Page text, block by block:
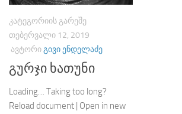
ᲙᲐᲢᲔᲒᲝᲠᲘᲘᲡ ᲒᲐᲠᲔᲨᲔ
ᲗᲔᲑᲔᲠᲕᲐᲚᲘ 12, 2019
ᲐᲕᲢᲝᲠᲘᲒᲘᲕᲘ ᲔᲜᲓᲔᲚᲐᲫᲔ
გურჯი ხათუნი
Loading… Taking too long?
Reload document | Open in new